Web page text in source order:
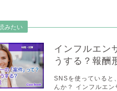
インフルエン
うする？報酬
SNSを使っていると
んか？ インフルエ